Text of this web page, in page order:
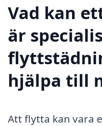
Vad kan
är
hjälpa till
Att flytta kan vara